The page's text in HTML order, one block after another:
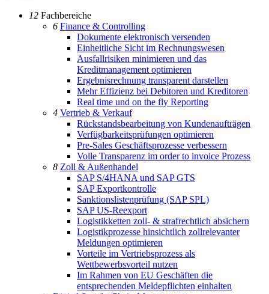
12 Fachbereiche
6 Finance & Controlling
Dokumente elektronisch versenden
Einheitliche Sicht im Rechnungswesen
Ausfallrisiken minimieren und das
Kreditmanagement optimieren
Ergebnisrechnung transparent darstellen
Mehr Effizienz bei Debitoren und Kreditoren
Real time und on the fly Reporting
4 Vertrieb & Verkauf
Rückstandsbearbeitung von Kundenaufträgen
Verfügbarkeitsprüfungen optimieren
Pre-Sales Geschäftsprozesse verbessern
Volle Transparenz im order to invoice Prozess
8 Zoll & Außenhandel
SAP S/4HANA und SAP GTS
SAP Exportkontrolle
Sanktionslistenprüfung (SAP SPL)
SAP US-Reexport
Logistikketten zoll- & strafrechtlich absichern
Logistikprozesse hinsichtlich zollrelevanter
Meldungen optimieren
Vorteile im Vertriebsprozess als
Wettbewerbsvorteil nutzen
Im Rahmen von EU Geschäften die
entsprechenden Meldepflichten einhalten